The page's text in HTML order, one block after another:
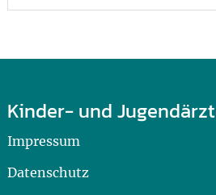
Kinder- und
Impressum
Datenschutz